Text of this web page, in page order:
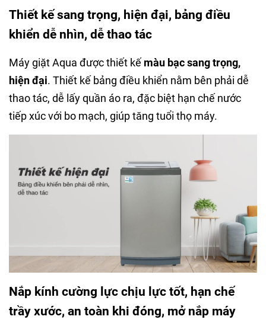
Thiết kế sang trọng, hiện đại, bảng điều
khiển dễ nhìn, dễ thao tác
Máy giặt Aqua được thiết kế màu bạc sang trọng,
hiện đại. Thiết kế bảng điều khiển nằm bên phải dễ
thao tác, dễ lấy quần áo ra, đặc biệt hạn chế nước
tiếp xúc với bo mạch, giúp tăng tuổi thọ máy.
Nắp kính cường lực chịu lực tốt, hạn chế
trầy xước, an toàn khi đóng, mở nắp máy